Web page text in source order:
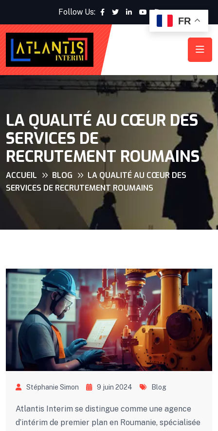
Follow Us:
LA QUALITÉ AU CŒUR DES
SERVICES DE
RECRUTEMENT ROUMAINS
ACCUEIL BLOG
LA QUALITÉ AU CŒUR DES
SERVICES DE RECRUTEMENT ROUMAINS
Stéphanie Simon 9 juin 2024 Blog
Atlantis Interim se distingue comme une agence
d’intérim de premier plan en Roumanie, spécialisée
FR